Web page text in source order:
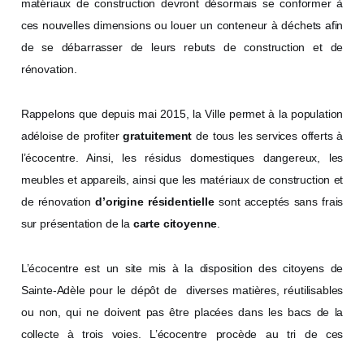
matériaux de construction devront désormais se conformer à
ces nouvelles dimensions ou louer un conteneur à déchets afin
de se débarrasser de leurs rebuts de construction et de
rénovation.
Rappelons que depuis mai 2015, la Ville permet à la population
adéloise de profitergratuitement de tous les services offerts à
l’écocentre. Ainsi, les résidus domestiques dangereux, les
meubles et appareils, ainsi que les matériaux de construction et
de rénovationd’origine résidentiellesont acceptés sans frais
sur présentation de la carte citoyenne
L’écocentre est un site mis à la disposition des citoyens de
Sainte-Adèle pour le dépôt de diverses matières, réutilisables
ou non, qui ne doivent pas être placées dans les bacs de la
collecte à trois voies. L’écocentre procède au tri de ces